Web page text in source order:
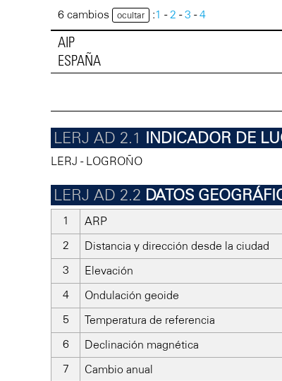
6 cambios ocultar :1 -2 -3 -4
AIP
ESPAÑA
INDICADOR DE
LERJ - LOGROÑO
DATOS
ARP
Distancia y dirección desde la ciudad
Elevación
Ondulación geoide
Temperatura de referencia
Declinación magnética
Cambio anual